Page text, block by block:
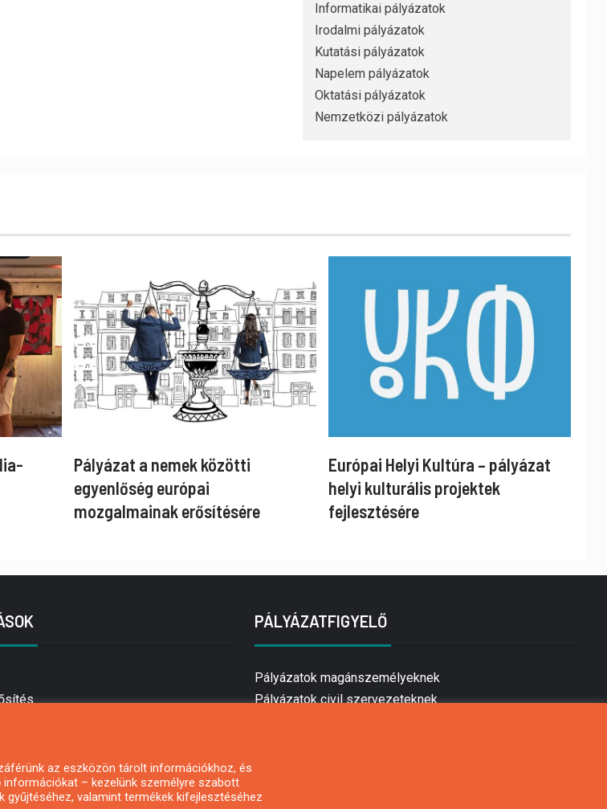
Informatikai pályázatok
Irodalmi pályázatok
Kutatási pályázatok
Napelem pályázatok
Oktatási pályázatok
Nemzetközi pályázatok
Pályázat a nemek közötti
egyenlőség európai
mozgalmainak erősítésére
Európai Helyi Kultúra – pályázat
helyi kulturális projektek
fejlesztésére
PÁLYÁZATFIGYELŐ
Pályázatok magánszemélyeknek
Pályázatok civil szervezeteknek
az eszközön tárolt információkhoz, és
– kezelünk személyre szabott
valamint termékek kifejlesztéséhez